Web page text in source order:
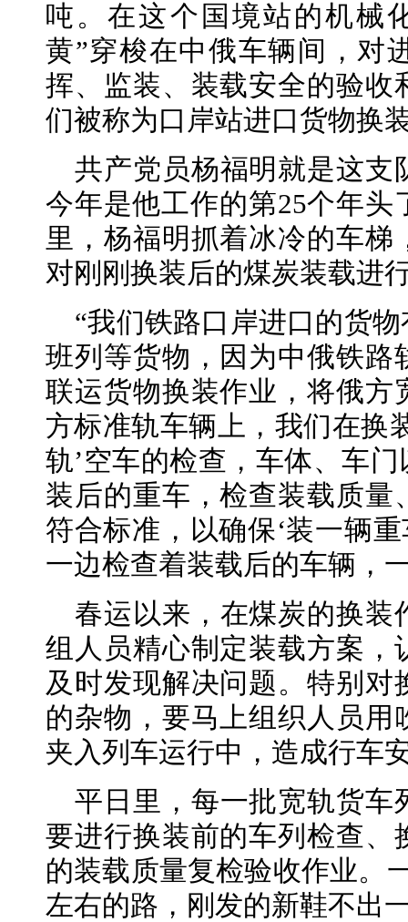
吨。在这个国境站的机械
黄”穿梭在中俄车辆间，对
挥、监装、装载安全的验收
们被称为口岸站进口货物换
共产党员杨福明就是这支
今年是他工作的第25个年头
里，杨福明抓着冰冷的车
对刚刚换装后的煤炭装载进
“我们铁路口岸进口的货
班列等货物，因为中俄铁路
联运货物换装作业，将俄方
方标准轨车辆上，我们在换
轨’空车的检查，车体、车
装后的重车，检查装载质
符合标准，以确保‘装一辆
一边检查着装载后的车辆，
春运以来，在煤炭的换装
组人员精心制定装载方案，
及时发现解决问题。特别
的杂物，要马上组织人员
夹入列车运行中，造成行车
平日里，每一批宽轨货车
要进行换装前的车列检查、
的装载质量复检验收作业。
左右的路，刚发的新鞋不出